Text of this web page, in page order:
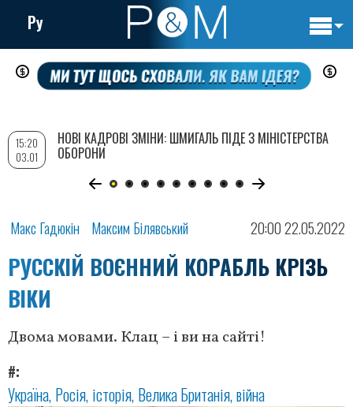
Перейти
до
вмісту
Ру
Макс Гадюкін Максим Білявський 20:00 22.05.2022
РУССКІЙ ВОЄННИЙ КОРАБЛЬ КРІЗЬ
ВІКИ
Двома мовами. Клац – і ви на сайті!
#
Україна Росія історія Велика Британія війна
15:20
03.01
НОВІ КАДРОВІ ЗМІНИ: ШМИГАЛЬ ПІДЕ З МІНІСТЕРСТВА
ОБОРОНИ